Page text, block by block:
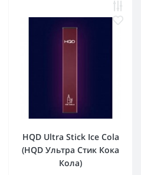
HQD Ultra Stick Ice Cola
(HQD Ультра Стик Кока
Кола)